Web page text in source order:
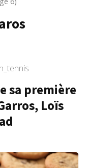
sa première
Loïs